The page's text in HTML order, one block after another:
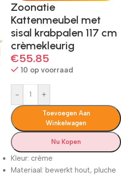
Zoonatie
Kattenmeubel met
sisal krabpalen 117 cm
crèmekleurig
€55.85
10 op voorraad
- +
Toevoegen Aan
Winkelwagen
Nu Kopen
Kleur: crème
Materiaal: bewerkt hout, pluche